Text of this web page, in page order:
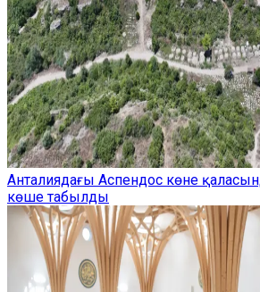
Анталиядағы Аспендос көне
көше табылды